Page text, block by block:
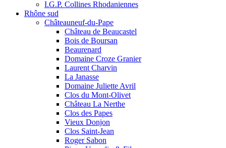
I.G.P. Collines Rhodaniennes
Rhône sud
Châteauneuf-du-Pape
Château de Beaucastel
Bois de Boursan
Beaurenard
Domaine Croze Granier
Laurent Charvin
La Janasse
Domaine Juliette Avril
Clos du Mont-Olivet
Château La Nerthe
Clos des Papes
Vieux Donjon
Clos Saint-Jean
Roger Sabon